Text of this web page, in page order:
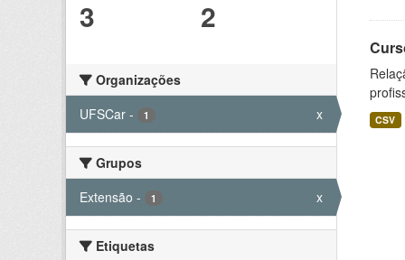
3 2
Organizações
UFSCar - 1 x
Grupos
Extensão - 1 x
Etiquetas
CSV